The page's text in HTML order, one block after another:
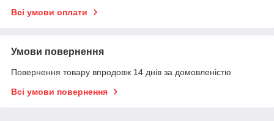
Всі умови оплати
Умови повернення
Повернення товару впродовж 14 днів за домовленістю
Всі умови повернення